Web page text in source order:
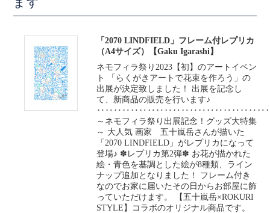
「2070 LINDFIELD」フレーム付レプリカ
（A4サイズ）【Gaku Igarashi】
ネモフィラ祭り2023【初】のアートイベン
ト 「らくがきアートで花束を作ろう」の
出展が決定致しました！ 出展を記念し
て、新商品の販売を行います♪
～ネモフィラ祭り出展記念！グッズ大特集
～ 大人気 画家 五十嵐岳さんが描いた
「2070 LINDFIELD」がレプリカになって
登場♪ ✽レプリカ第2弾✽ お花が描かれた
絵・青色を基調とした絵が8種類、ライン
ナップ追加となりました！ フレーム付き
なのでお家に届いたその日からお部屋に飾
っていただけます。 【五十嵐岳×ROKURI
STYLE】コラボのオリジナル商品です。